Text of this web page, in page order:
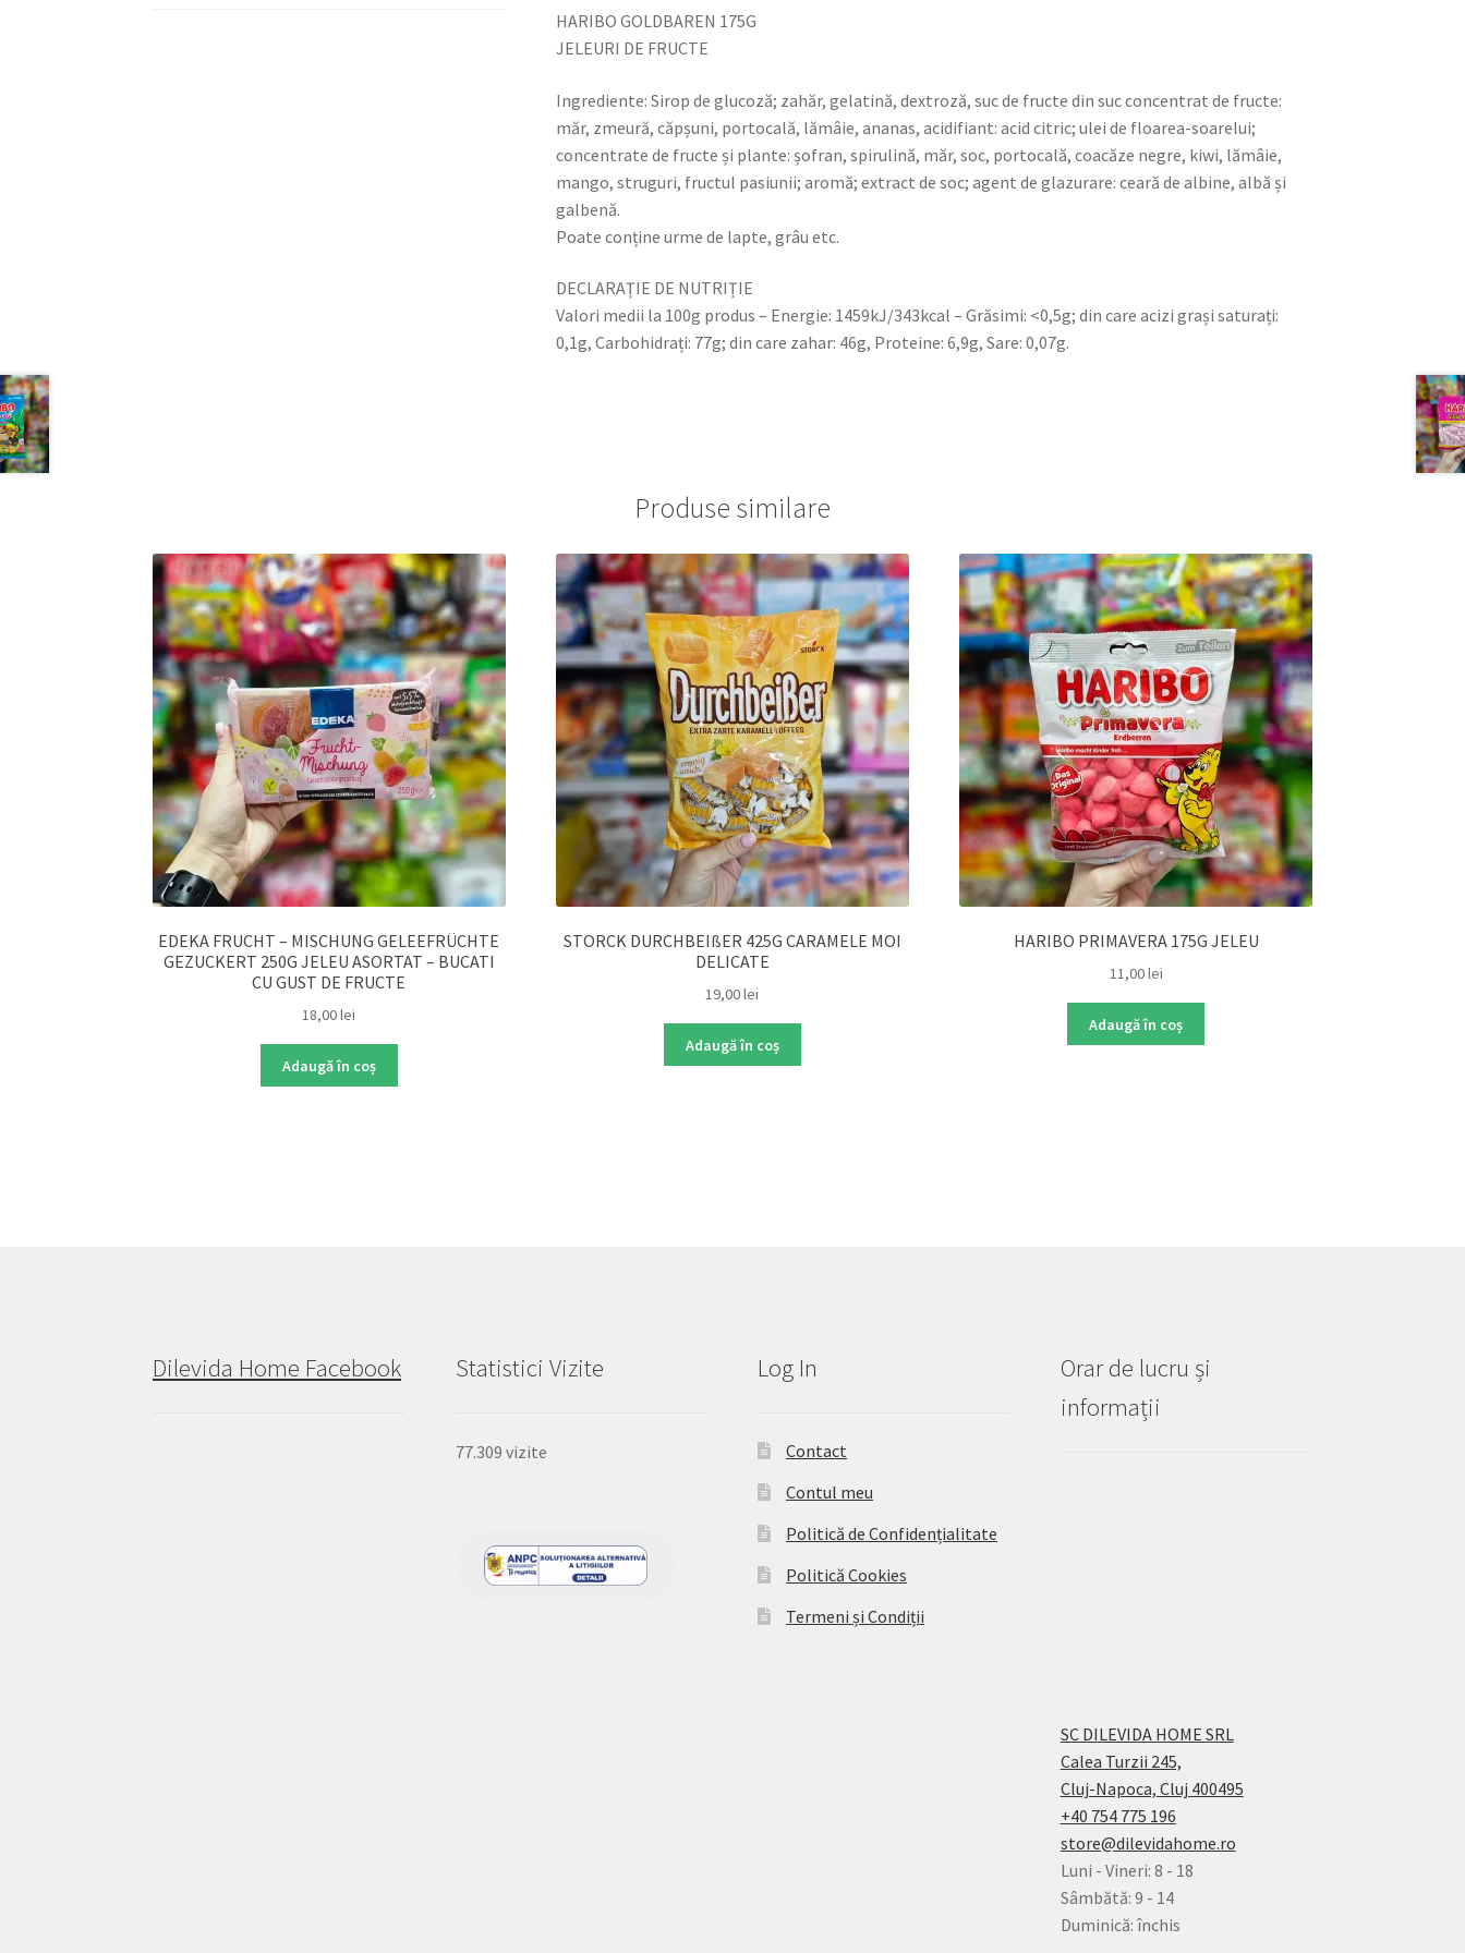
HARIBO GOLDBAREN 175G
JELEURI DE FRUCTE
Ingrediente: Sirop de glucoză; zahăr, gelatină, dextroză, suc de fructe din suc concentrat de fructe:
măr, zmeură, căpșuni, portocală, lămâie, ananas, acidifiant: acid citric; ulei de floarea-soarelui;
concentrate de fructe și plante: șofran, spirulină, măr, soc, portocală, coacăze negre, kiwi, lămâie,
mango, struguri, fructul pasiunii; aromă; extract de soc; agent de glazurare: ceară de albine, albă și
galbenă.
Poate conține urme de lapte, grâu etc.
DECLARAȚIE DE NUTRIȚIE
Valori medii la 100g produs – Energie: 1459kJ/343kcal – Grăsimi: <0,5g; din care acizi grași saturați:
0,1g, Carbohidrați: 77g; din care zahar: 46g, Proteine: 6,9g, Sare: 0,07g.
Produse similare
EDEKA FRUCHT – MISCHUNG GELEEFRÜCHTE
GEZUCKERT 250G JELEU ASORTAT – BUCATI
CU GUST DE FRUCTE
18,00lei
Adaugă în coș
STORCK DURCHBEIßER 425G CARAMELE MOI
DELICATE
19,00lei
Adaugă în coș
HARIBO PRIMAVERA 175G JELEU
11,00lei
Adaugă în coș
Dilevida Home Facebook Statistici Vizite
77.309 vizite
Log In
Contact
Contul meu
Politică de Confidențialitate
Politică Cookies
Termeni și Condiții
Orar de lucru și
informații
SC DILEVIDA HOME SRL
Calea Turzii 245,
Cluj-Napoca, Cluj 400495
+40 754 775 196
store@dilevidahome.ro
Luni - Vineri: 8 - 18
Sâmbătă: 9 - 14
Duminică: închis